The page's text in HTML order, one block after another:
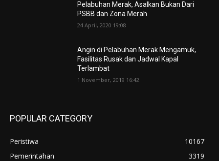
Pelabuhan Merak, Asalkan Bukan Dari
PSBB dan Zona Merah
24 April, 2020 19:08
Angin di Pelabuhan Merak Mengamuk,
Fasilitas Rusak dan Jadwal Kapal
Terlambat
1 November, 2019 16:42
POPULAR CATEGORY
Peristiwa
10167
Pemerintahan
3319